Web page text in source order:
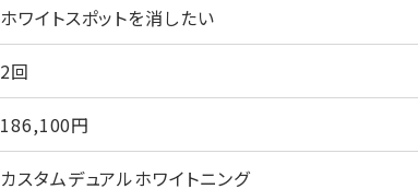
ホワイトスポットを消したい
2回
186,100円
カスタムデュアルホワイトニング